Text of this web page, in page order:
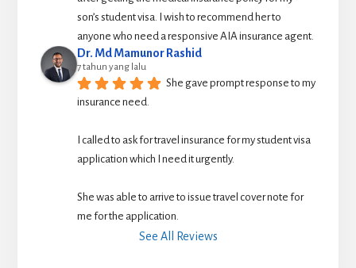
son’s student visa. I wish to recommend her to
anyone who need a responsive AIA insurance agent.
Dr. Md Mamunor Rashid
7 tahun yang lalu
She gave prompt response to my
insurance need.
I called to ask for travel insurance for my student visa
application which I need it urgently.
She was able to arrive to issue travel cover note for
me for the application.
See All Reviews